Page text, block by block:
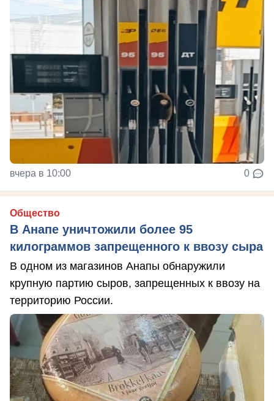
вчера в 10:00 0
Общество
В Анапе уничтожили более 95
килограммов запрещенного к ввозу сыра
В одном из магазинов Анапы обнаружили
крупную партию сыров, запрещенных к ввозу на
территорию России.